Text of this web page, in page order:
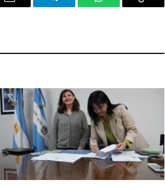
Email Telegram WhatsAppCopy